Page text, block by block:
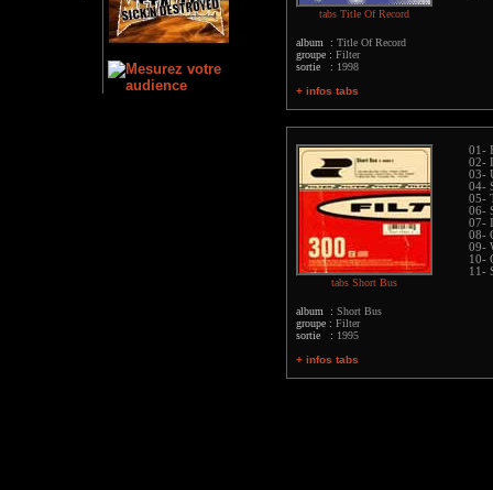
tabs Title Of Record
album : Title Of Record
groupe : Filter
sortie : 1998
+ infos tabs
tabs Short Bus
album : Short Bus
groupe : Filter
sortie : 1995
+ infos tabs
01-
02-
03-
04-
05-
06-
07-
08-
09-
10-
11-